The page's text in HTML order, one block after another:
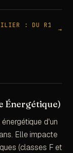
: DU R1
→
Énergétique)
d'un
Elle impacte
(classes F et